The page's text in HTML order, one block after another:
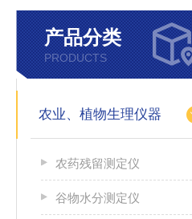
产品分类
PRODUCTS
农业、植物生理仪器
农药残留测定仪
谷物水分测定仪